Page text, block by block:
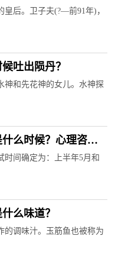
后。卫子夫(?—前91年)，
吐出陨丹？
神和先花神的女儿。水神探
么时候？心理咨询
时间确定为：上半年5月和
么味道？
的调味汁。玉筋鱼也被称为